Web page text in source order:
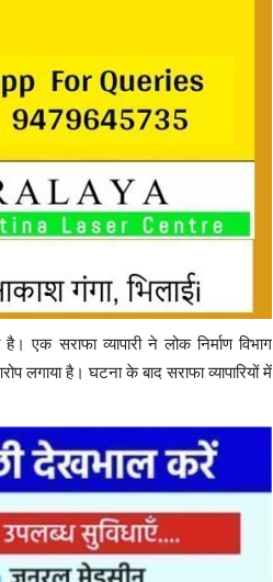
एक सराफा व्यापारी ने लोक निर्माण विभाग
है। घटना के बाद सराफा व्यापारियों में